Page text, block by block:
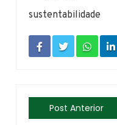
sustentabilidade
Post Anterior